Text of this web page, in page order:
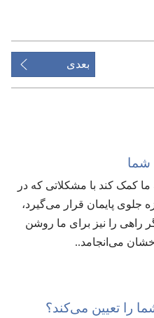
بعدی
شما
کمک کند با مشکلاتی که در
جلوی پایمان قرار می‌گیرد،‏
راهی را نیز برای ما روشن
می‌انجامد.‏.‏
را تعیین می‌کند؟‏